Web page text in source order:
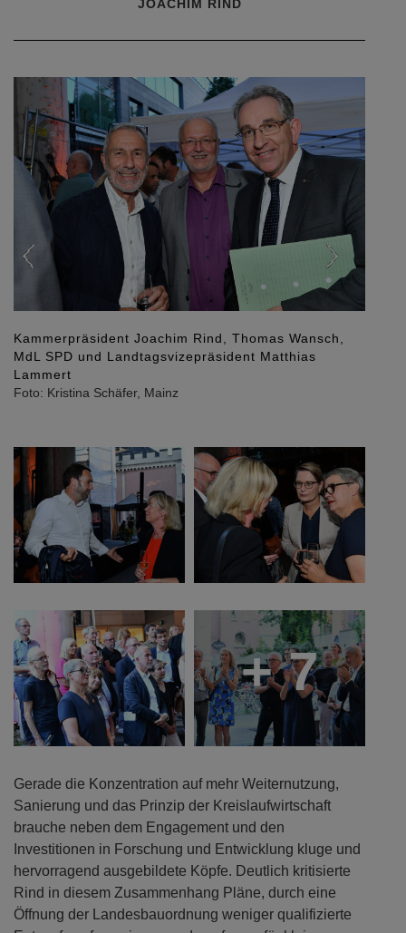
JOACHIM RIND
Kammerpräsident Joachim Rind, Thomas Wansch,
MdL SPD und Landtagsvizepräsident Matthias
Lammert
Foto: Kristina Schäfer, Mainz
Previous
+ 7
Gerade die Konzentration auf mehr Weiternutzung,
Sanierung und das Prinzip der Kreislaufwirtschaft
brauche neben dem Engagement und den
Investitionen in Forschung und Entwicklung kluge und
hervorragend ausgebildete Köpfe. Deutlich kritisierte
Rind in diesem Zusammenhang Pläne, durch eine
Öffnung der Landesbauordnung weniger qualifizierte